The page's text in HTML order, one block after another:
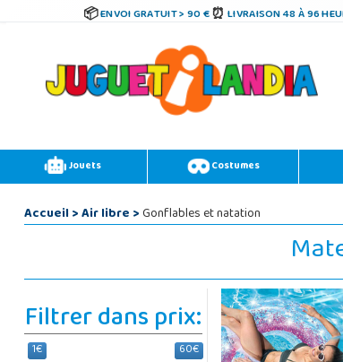
ENVOI GRATUIT > 90 € LIVRAISON 48 À 96
Jouets Costumes
Accueil>Air libre>Gonflables et natation
Filtrer dans prix:
1€ 60€